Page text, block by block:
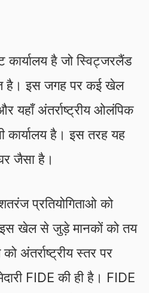
कार्यालय है जो स्विट्जरलैंड
है। इस जगह पर कई खेल
यहाँ अंतर्राष्ट्रीय ओलंपिक
है। इस तरह यह
जैसा है।
प्रतियोगिताओ को
इस खेल से जुड़े मानकों को तय
अंतर्राष्ट्रीय स्तर पर
FIDE की ही है। FIDE